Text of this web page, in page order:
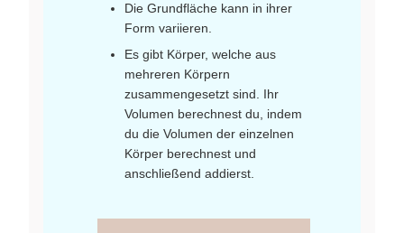
Die Grundfläche kann in ihrer
Form variieren.
Es gibt Körper, welche aus
mehreren Körpern
zusammengesetzt sind. Ihr
Volumen berechnest du, indem
du die Volumen der einzelnen
Körper berechnest und
anschließend addierst.